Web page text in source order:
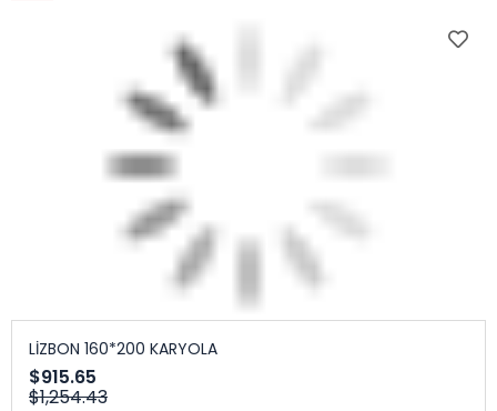
LİZBON 160*200 KARYOLA
$915.65
$1,254.43